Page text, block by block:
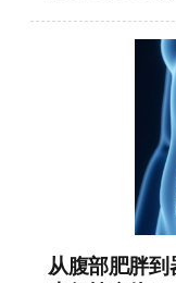
思维记录法、
重写情绪反应
从腹部肥胖